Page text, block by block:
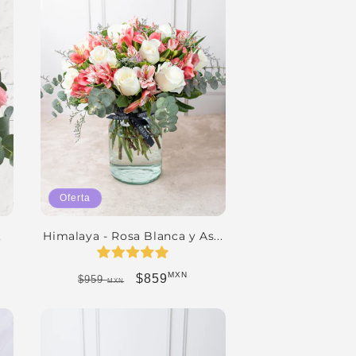
Oferta
Himalaya - Rosa Blanca y As...
Precio habitual
$959MXN Precio de oferta
$859MXN